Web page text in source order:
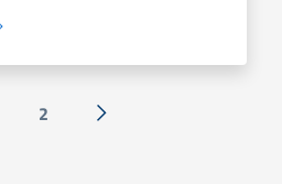
2 Successiva »